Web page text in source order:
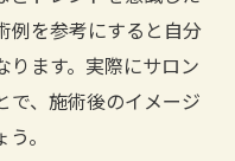
例を参考にすると自分
ります。実際にサロン
で、施術後のイメージ
。